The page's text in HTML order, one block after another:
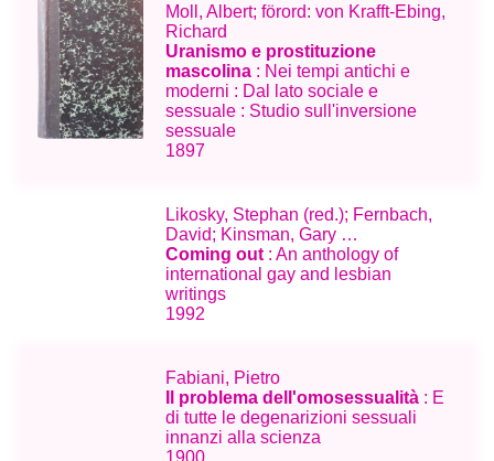
Moll, Albert; förord: von Krafft-Ebing,
Richard
Uranismo e prostituzione
mascolina : Nei tempi antichi e
moderni : Dal lato sociale e
sessuale : Studio sull'inversione
sessuale
1897
Likosky, Stephan (red.); Fernbach,
David; Kinsman, Gary …
Coming out : An anthology of
international gay and lesbian
writings
1992
Fabiani, Pietro
Il problema dell'omosessualità : E
di tutte le degenarizioni sessuali
innanzi alla scienza
1900